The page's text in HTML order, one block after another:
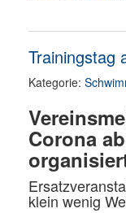
Trainingstag
Kategorie:
Corona
klein wenig